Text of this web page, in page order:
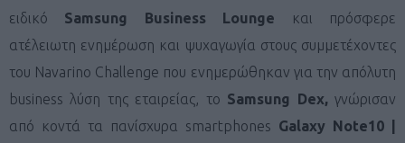
ειδικό Samsung Βusiness Lounge
και πρόσφερε
ατέλειωτη ενημέρωση και ψυχαγωγία στους συμμετέχοντες
του Navarino Challenge που ενημερώθηκαν για την απόλυτη
business λύση της εταιρείας, το Samsung Dex,γνώρισαν
από κοντά τα πανίσχυρα smartphones Galaxy Note10 |